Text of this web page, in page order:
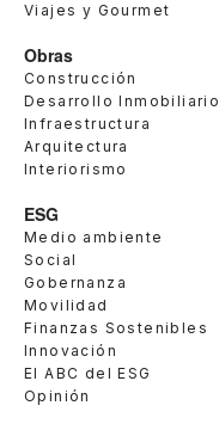
Viajes y Gourmet
Obras
Construcción
Desarrollo Inmobiliario
Infraestructura
Arquitectura
Interiorismo
ESG
Medio ambiente
Social
Gobernanza
Movilidad
Finanzas Sostenibles
Innovación
El ABC del ESG
Opinión